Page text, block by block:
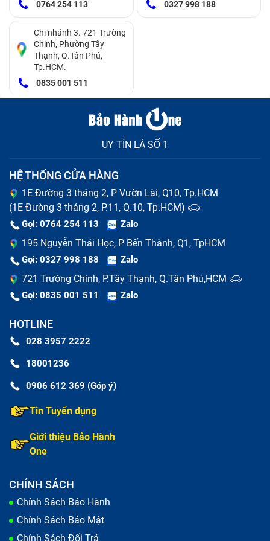
Máy hiển thị tín hiệu đang sạc nhưng phần trăm pin
không tăng lên
Thời lượng sử dụng iPad giảm đáng kể so với trước
đây
iPad tắt nguồn đột ngột khi đang sử dụng mặc dù
iPad hiển thị mức pin ảo
Pin không còn khả năng dự trữ năng lượng, iPad chỉ
lên nguồn khi cắm sạc
iPad Air 5 M1 sạc pin không vào
Tips giúp kéo dài tuổi thọ cho pin iPad
Air 5 M1
thể tránh khỏi. Tuy nhiên, nếu bạn sử dụng và sạc pin
đúng cách, tuổi thọ pin có thể sẽ kéo dài hơn. Dưới
đây là một số kinh nghiệm bạn có thể tham khảo:
Sử dụng phụ kiện củ sạc, dây sạc chính hãng, đảm
bảo chất lượng
0764 254 113
0327 998 188
Chi nhánh 3. 721 Trường
Chinh, Phường Tây
Thạnh, Q.Tân Phú,
Tp.HCM.
0835 001 511
UY TÍN LÀ SỐ 1
HỆ THỐNG CỬA HÀNG
1E Đường 3 tháng 2, P Vườn Lài, Q10, Tp.HCM
(1E Đường 3 tháng 2, P.11, Q.10, Tp.HCM)
Gọi: 0764 254 113 Zalo
195 Nguyễn Thái Học, P Bến Thành, Q1, TpHCM
Gọi: 0327 998 188 Zalo
721 Trường Chinh, P.Tây Thạnh, Q.Tân Phú,HCM
Gọi: 0835 001 511 Zalo
HOTLINE
028 3957 2222
18001236
0906 612 369 (Góp ý)
Tin Tuyển dụng
Giới thiệu Bảo Hành
One
CHÍNH SÁCH
Chính Sách Bảo Hành
Chính Sách Bảo Mật
Chính Sách Đổi Trả